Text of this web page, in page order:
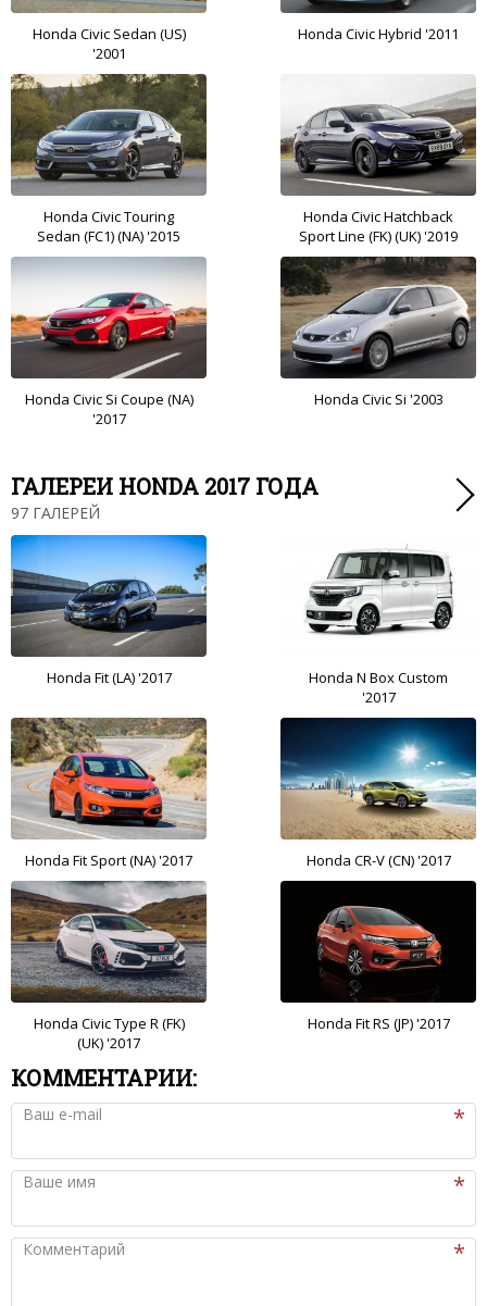
Honda Civic Sedan (US)
'2001
Honda Civic Hybrid '2011
Honda Civic Touring
Sedan (FC1) (NA) '2015
Honda Civic Hatchback
Sport Line (FK) (UK) '2019
Honda Civic Si Coupe (NA)
'2017
Honda Civic Si '2003
ГАЛЕРЕИ HONDA 2017 ГОДА
97 ГАЛЕРЕЙ
Honda Fit (LA) '2017
Honda N Box Custom
'2017
Honda Fit Sport (NA) '2017 Honda CR-V (CN) '2017
Honda Civic Type R (FK)
(UK) '2017
Honda Fit RS (JP) '2017
КОММЕНТАРИИ:
Ваш e-mail
Ваше имя
Комментарий